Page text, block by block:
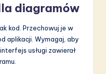
diagramów
kod. Przechowuj je w
aplikacji. Wymagaj, aby
usługi zawierał